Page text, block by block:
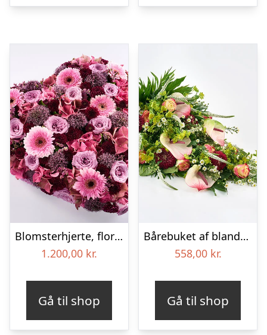
Blomsterhjerte, floristens valg – Blomster til begravelse
1.200,00 kr.
Gå til shop
Bårebuket af blandede blomster – Blomster til begravelse
558,00 kr.
Gå til shop